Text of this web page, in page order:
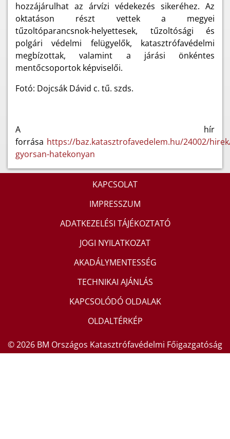
hozzájárulhat az árvízi védekezés sikeréhez. Az
oktatáson részt vettek a megyei
tűzoltóparancsnok-helyettesek, tűzoltósági és
polgári védelmi felügyelők, katasztrófavédelmi
megbízottak, valamint a járási önkéntes
mentőcsoportok képviselői.
Fotó: Dojcsák Dávid c. tű. szds.
A hír
forrása https://baz.katasztrofavedelem.hu/24002/
gyorsan-hatekonyan
KAPCSOLAT
IMPRESSZUM
ADATKEZELÉSI TÁJÉKOZTATÓ
JOGI NYILATKOZAT
AKADÁLYMENTESSÉG
TECHNIKAI AJÁNLÁS
KAPCSOLÓDÓ OLDALAK
OLDALTÉRKÉP
© 2026 BM Országos Katasztrófavédelmi Főigazgatóság